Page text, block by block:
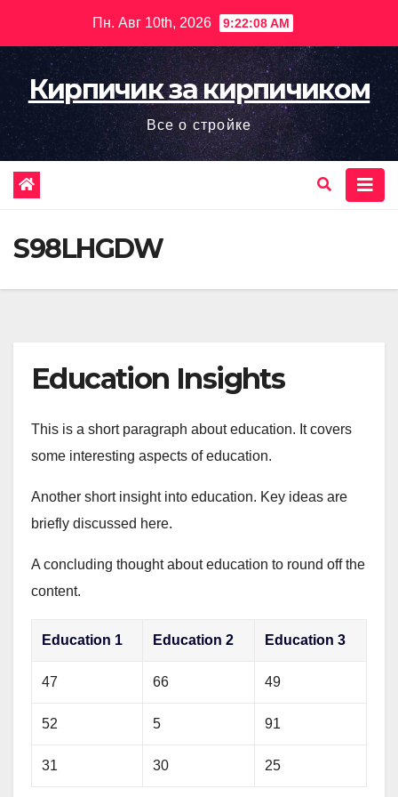
содержимому
Пн. Авг 10th, 2026 9:22:10 AM
Кирпичик за кирпичиком
Все о стройке
S98LHGDW
Education Insights
This is a short paragraph about education. It covers
some interesting aspects of education.
Another short insight into education. Key ideas are
briefly discussed here.
A concluding thought about education to round off the
content.
Education 1 Education 2 Education 3
47 66 49
52 5 91
31 30 25